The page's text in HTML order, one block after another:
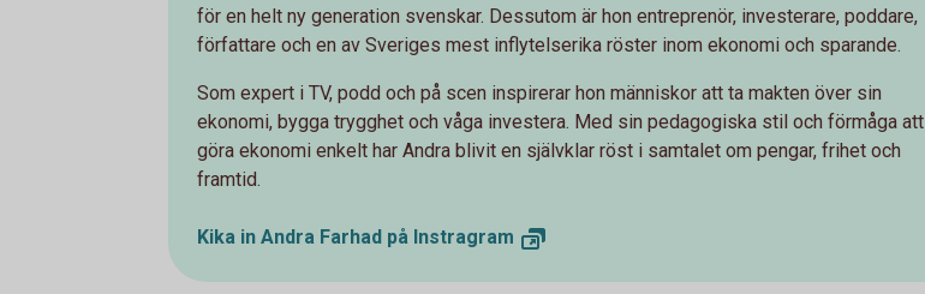
för en helt ny generation svenskar. Dessutom är hon entreprenör, investerare, poddare,
författare och en av Sveriges mest inflytelserika röster inom ekonomi och sparande.
Som expert i TV, podd och på scen inspirerar hon människor att ta makten över sin
ekonomi, bygga trygghet och våga investera. Med sin pedagogiska stil och förmåga att
göra ekonomi enkelt har Andra blivit en självklar röst i samtalet om pengar, frihet och
framtid.
Kika in Andra Farhad på Instragram